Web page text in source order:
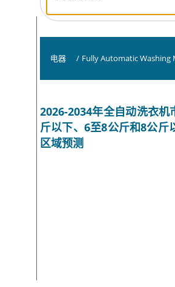
电器 / Fully Automatic Washing
2026-2034年全自动洗衣
斤以下、6至8公斤和8公
区域预测